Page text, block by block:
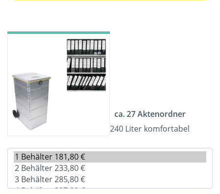
ca. 27 Aktenordner
240 Liter komfortabel